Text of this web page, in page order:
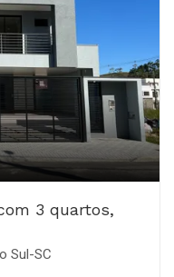
3 quartos,
Sul-SC